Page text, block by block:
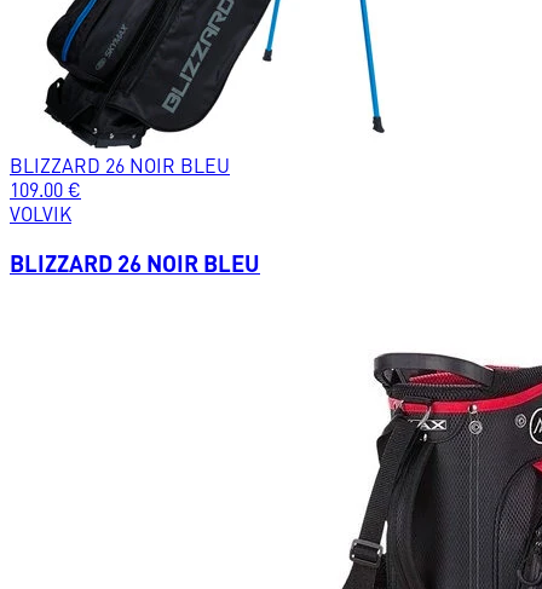
BLIZZARD 26 NOIR BLEU
109.00 €
VOLVIK
BLIZZARD 26 NOIR BLEU